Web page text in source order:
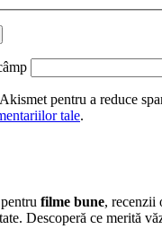
pentru a reduce
tale.
filme bune, recenzii
Descoperă ce merită